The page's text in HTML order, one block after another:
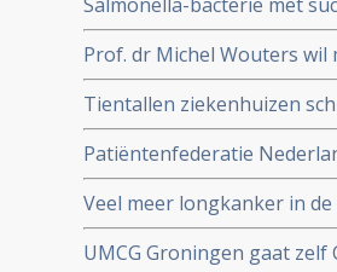
kankers. Blijkt uit
Prof. dr Michel Wouters wil
behandelprocessen
Tientallen ziekenhuizen
operaties voor
Patiëntenfederatie
ministerie van
over hun onafhankelijkheid.
Veel meer longkanker in
dan 50 procent meer
UMCG Groningen gaat